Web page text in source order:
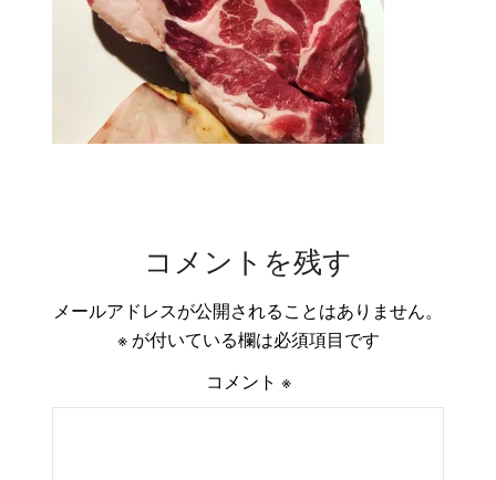
コメントを残す
メールアドレスが公開されることはありません。
※が付いている欄は必須項目です
コメント ※